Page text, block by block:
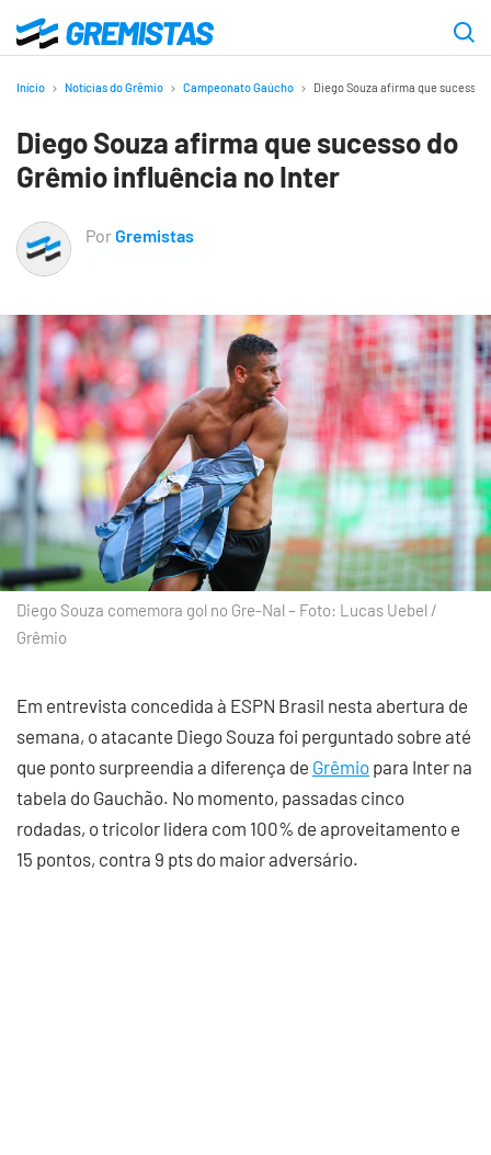
para
principal
Gremistas
Início Notícias do Grêmio Campeonato Gaúcho Diego Souza afirma que sucesso
Diego Souza afirma que sucesso do
Grêmio influência no Inter
PorGremistas
Diego Souza comemora gol no Gre-Nal – Foto: Lucas Uebel /
Grêmio
Em entrevista concedida à ESPN Brasil nesta abertura de
semana, o atacante Diego Souza foi perguntado sobre até
que ponto surpreendia a diferença de Grêmio para Inter na
tabela do Gauchão. No momento, passadas cinco
rodadas, o tricolor lidera com 100% de aproveitamento e
15 pontos, contra 9 pts do maior adversário.